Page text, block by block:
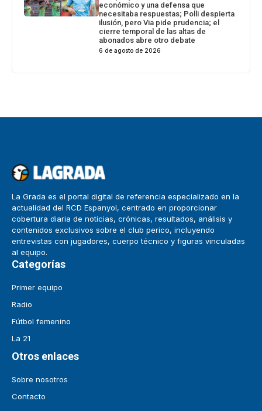
económico y una defensa que
necesitaba respuestas; Polli despierta
ilusión, pero Via pide prudencia; el
cierre temporal de las altas de
abonados abre otro debate
6 de agosto de 2026
La Grada es el portal digital de referencia especializado en la
actualidad del RCD Espanyol, centrado en proporcionar
cobertura diaria de noticias, crónicas, resultados, análisis y
contenidos exclusivos sobre el club perico, incluyendo
entrevistas con jugadores, cuerpo técnico y figuras vinculadas
al equipo.
Categorías
Primer equipo
Radio
Fútbol femenino
La 21
Otros enlaces
Sobre nosotros
Contacto